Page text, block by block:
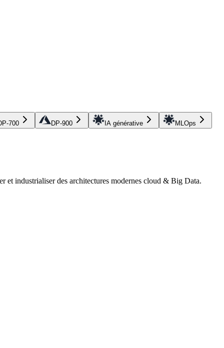
700 DP-900 IA générative MLOps
et industrialiser des architectures modernes cloud & Big Data.